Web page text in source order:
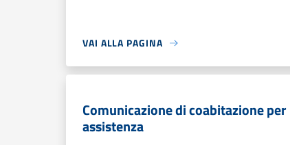
VAI ALLA PAGINA
Comunicazione di coabitazione per
assistenza